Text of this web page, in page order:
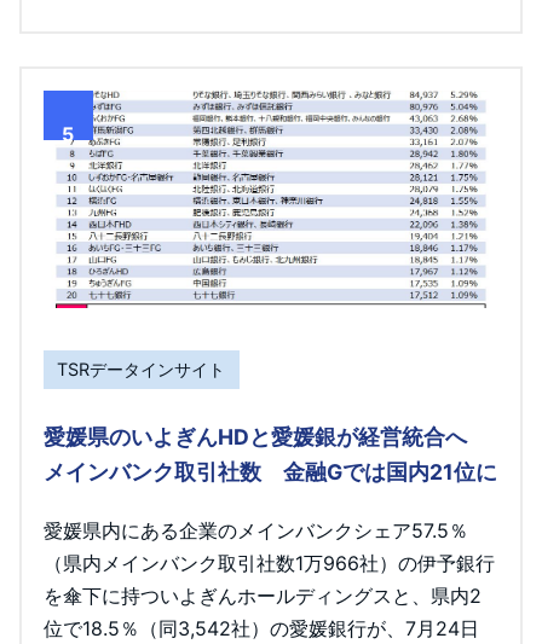
5
TSRデータインサイト
愛媛県のいよぎんHDと愛媛銀が経営統合へ
メインバンク取引社数 金融Gでは国内21位に
愛媛県内にある企業のメインバンクシェア57.5％
（県内メインバンク取引社数1万966社）の伊予銀行
を傘下に持ついよぎんホールディングスと、県内2
位で18.5％（同3,542社）の愛媛銀行が、7月24日